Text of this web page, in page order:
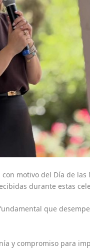
motivo del Día de
durante estas
que
y compromiso para